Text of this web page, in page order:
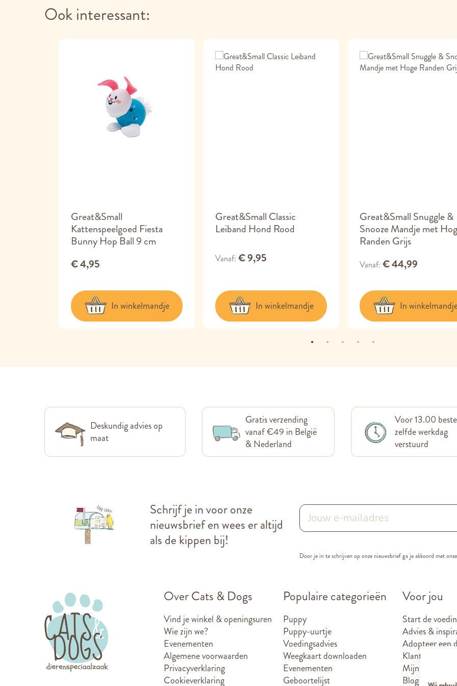
Ook interessant:
Great&Small
Kattenspeelgoed Fiesta
Bunny Hop Ball 9 cm
€ 4,95
In winkelmandje
Great&Small Classic
Leiband Hond Rood
Vanaf € 9,95
In winkelmandje
Great&Small Snuggle &
Snooze Mandje met
Randen Grijs
Vanaf € 44,99
In
Deskundig advies op
maat
Gratis verzending
vanaf €49 in België
& Nederland
Voor 13.00
zelfde werkdag
verstuurd
Schrijf je in voor onze
nieuwsbrief en wees er altijd
als de kippen bij!
Door je in te schrijven op onze nieuwsbrief ga je akkoord met
Over Cats & Dogs
Vind je winkel & openingsuren
Wie zijn we?
Evenementen
Algemene voorwaarden
Privacyverklaring
Cookieverklaring
Populaire categorieën
Puppy
Puppy-uurtje
Voedingsadvies
Weegkaart downloaden
Evenementen
Geboortelijst
Voor jou
Start de
Advies &
Adopteer een
Klantenkaart
Mijn account
Blog